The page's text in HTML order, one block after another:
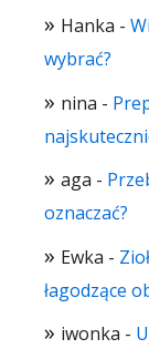
Hanka -
wybrać?
nina -
aga -
oznaczać?
Ewka -
łagodzące
iwonka -